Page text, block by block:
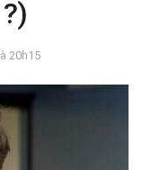
20h15